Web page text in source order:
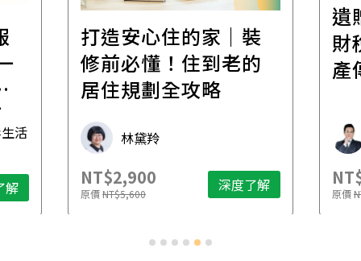
活
解
打造安心住的家｜裝
修前必懂！住到老的
居住規劃全攻略
林黛羚
NT$2,900
原價NT$5,600 深度了解
遺
財
產
原價